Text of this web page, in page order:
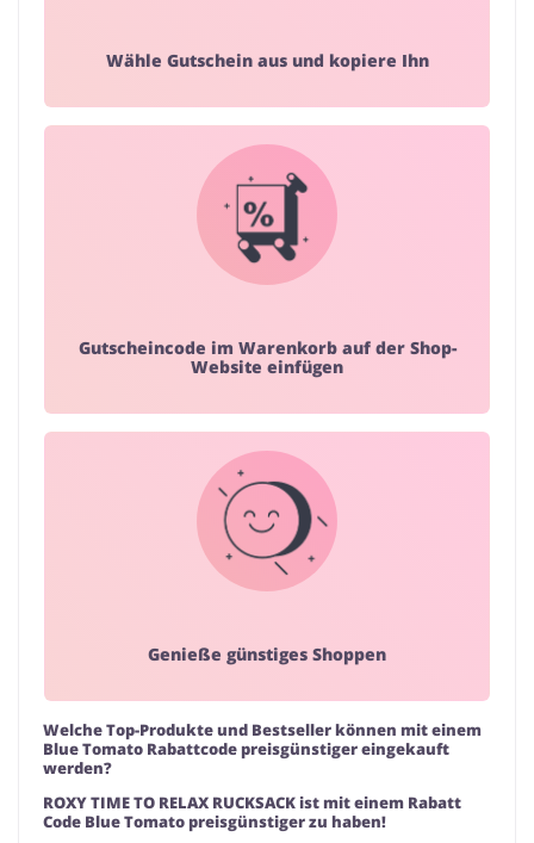
Wähle Gutschein aus und kopiere Ihn
Gutscheincode im Warenkorb auf der Shop-
Website einfügen
Genieße günstiges Shoppen
Welche Top-Produkte und Bestseller können mit einem
Blue Tomato Rabattcode preisgünstiger eingekauft
werden?
ROXY TIME TO RELAX RUCKSACK ist mit einem Rabatt
Code Blue Tomato preisgünstiger zu haben!